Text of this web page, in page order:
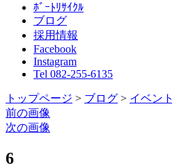
ﾎﾞｰﾄﾘｻｲｸﾙ
ブログ
採用情報
Facebook
Instagram
Tel 082-255-6135
トップページ > ブログ > イベント
前の画像
次の画像
6